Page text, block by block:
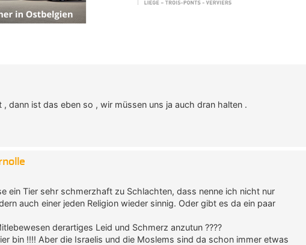
, dann ist das eben so , wir müssen uns ja auch dran halten .
ein Tier sehr schmerzhaft zu Schlachten, dass nenne ich nicht nur
auch einer jeden Religion wieder sinnig. Oder gibt es da ein paar
derartiges Leid und Schmerz anzutun ????
bin !!!! Aber die Israelis und die Moslems sind da schon immer etwas